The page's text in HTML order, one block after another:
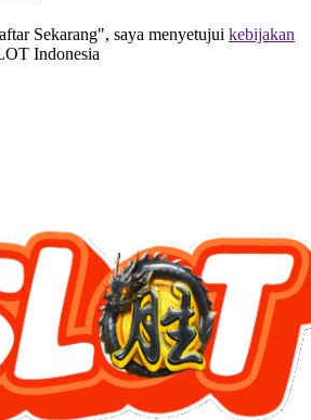
Sekarang", saya menyetujui kebijakan
Indonesia